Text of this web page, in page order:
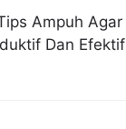
Ampuh
Dan Efektif